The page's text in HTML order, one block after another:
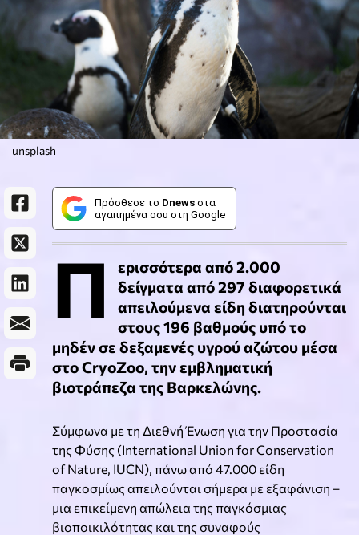
unsplash
Πρόσθεσε το Dnews στα
αγαπημένα σου στη Google
Π
ερισσότερα από 2.000
δείγματα από 297 διαφορετικά
απειλούμενα είδη διατηρούνται
στους 196 βαθμούς υπό το
μηδέν σε δεξαμενές υγρού αζώτου μέσα
στο CryoZoo, την εμβληματική
βιοτράπεζα της Βαρκελώνης.
Σύμφωνα με τη Διεθνή Ένωση για την Προστασία
της Φύσης (International Union for Conservation
of Nature, IUCN), πάνω από 47.000 είδη
παγκοσμίως απειλούνται σήμερα με εξαφάνιση –
μια επικείμενη απώλεια της παγκόσμιας
βιοποικιλότητας και της συναφούς